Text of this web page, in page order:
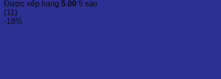
giá:
Được xếp hạng 5.00 5 sao
(11)
-18%